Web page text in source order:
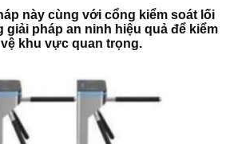
này cùng với cổng kiểm soát lối
giải pháp an ninh hiệu quả để kiểm
khu vực quan trọng.